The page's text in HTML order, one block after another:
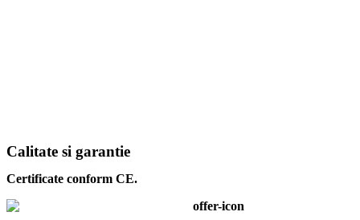
Calitate si garantie
Certificate conform CE.